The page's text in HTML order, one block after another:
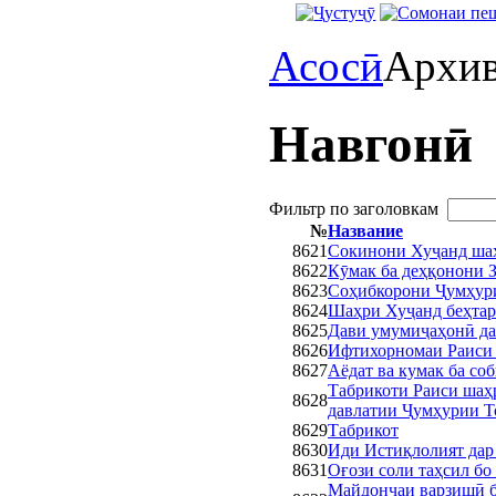
Асосӣ
Навгонӣ
Фильтр по заголовкам
№Название
8621Сокинони Хуҷанд
8622Кӯмак ба деҳқонони
8623Соҳибкорони
8624Шаҳри Хуҷанд
8625Дави умумиҷаҳонӣ
8626Ифтихорномаи
8627Аёдат ва кумак ба
8628
Табрикоти Раиси
давлатии Ҷумҳурии
8629Тaбрикот
8630Иди Истиқлолият
8631Оғози соли таҳсил
Майдончаи варзишӣ